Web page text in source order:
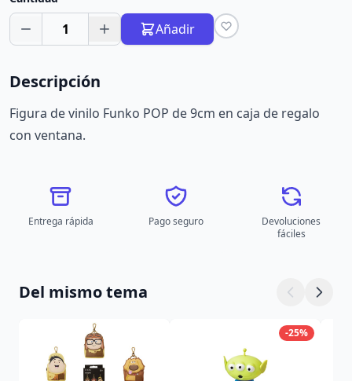
1 Añadir
Descripción
Figura de vinilo Funko POP de 9cm en caja de regalo
con ventana.
Entrega rápida Pago seguro
Devoluciones
fáciles
Del mismo tema
-25%